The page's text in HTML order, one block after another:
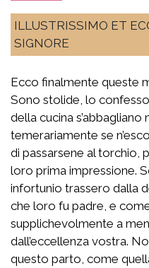
ILLUSTRISSIMO ET
SIGNORE
Ecco finalmente queste
Sono stolide, lo
della cucina s’abbagliano
temerariamente se
di passarsene al torchio,
loro prima impressione.
infortunio trassero dalla
che loro fu padre, e
supplichevolmente a
dall’eccellenza vostra.
questo parto, come